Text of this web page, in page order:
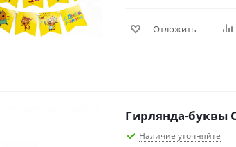
Отложить
Гирлянда-буквы
Наличие уточняйте